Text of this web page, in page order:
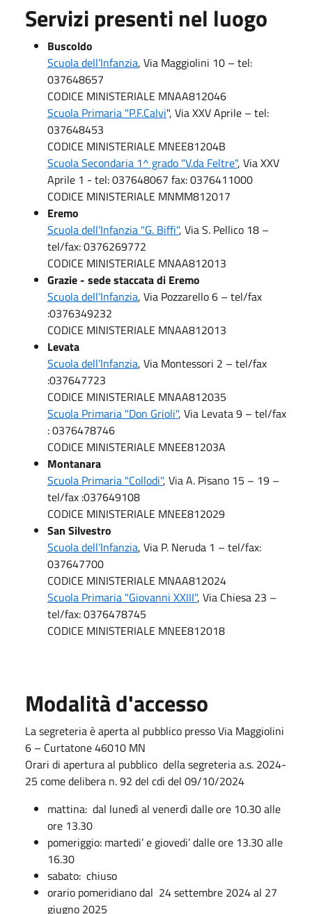
Servizi presenti nel luogo
Buscoldo
Scuola dell’Infanzia, Via Maggiolini 10 – tel:
037648657
CODICE MINISTERIALE MNAA812046
Scuola Primaria "P.F.Calvi", Via XXV Aprile – tel:
037648453
CODICE MINISTERIALE MNEE81204B
Scuola Secondaria 1^ grado "V.da Feltre", Via XXV
Aprile 1 - tel: 037648067 fax: 0376411000
CODICE MINISTERIALE MNMM812017
Eremo
Scuola dell’Infanzia "G. Biffi", Via S. Pellico 18 –
tel/fax: 0376269772
CODICE MINISTERIALE MNAA812013
Grazie - sede staccata di Eremo
Scuola dell’Infanzia, Via Pozzarello 6 – tel/fax
:0376349232
CODICE MINISTERIALE MNAA812013
Levata
Scuola dell’Infanzia, Via Montessori 2 – tel/fax
:037647723
CODICE MINISTERIALE MNAA812035
Scuola Primaria "Don Grioli", Via Levata 9 – tel/fax
: 0376478746
CODICE MINISTERIALE MNEE81203A
Montanara
Scuola Primaria "Collodi", Via A. Pisano 15 – 19 –
tel/fax :037649108
CODICE MINISTERIALE MNEE812029
San Silvestro
Scuola dell’Infanzia, Via P. Neruda 1 – tel/fax:
037647700
CODICE MINISTERIALE MNAA812024
Scuola Primaria "Giovanni XXIII", Via Chiesa 23 –
tel/fax: 0376478745
CODICE MINISTERIALE MNEE812018
Modalità d'accesso
La segreteria è aperta al pubblico presso Via Maggiolini
6 – Curtatone 46010 MN
Orari di apertura al pubblico della segreteria a.s. 2024-
25 come delibera n. 92 del cdi del 09/10/2024
mattina: dal lunedì al venerdì dalle ore 10.30 alle
ore 13.30
pomeriggio: martedi’ e giovedi’ dalle ore 13.30 alle
16.30
sabato: chiuso
orario pomeridiano dal 24 settembre 2024 al 27
giugno 2025